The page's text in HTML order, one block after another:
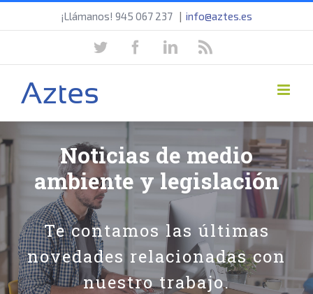
al
¡Llámanos! 945 067 237 | info@aztes.es
twitter facebooklinkedin
Noticias de medio
ambiente y legislación
Te contamos las últimas
novedades relacionadas con
nuestro trabajo.